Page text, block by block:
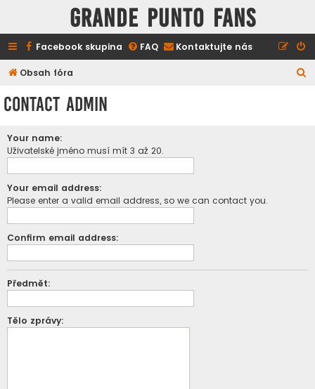
GRANDE PUNTO FANS
Facebook skupina FAQ Kontaktujte nás
Obsah fóra
Contact Admin
Your name:
Uživatelské jméno musí mít 3 až 20.
Your email address:
Please enter a valid email address, so we can contact you.
Confirm email address:
Předmět:
Tělo zprávy: